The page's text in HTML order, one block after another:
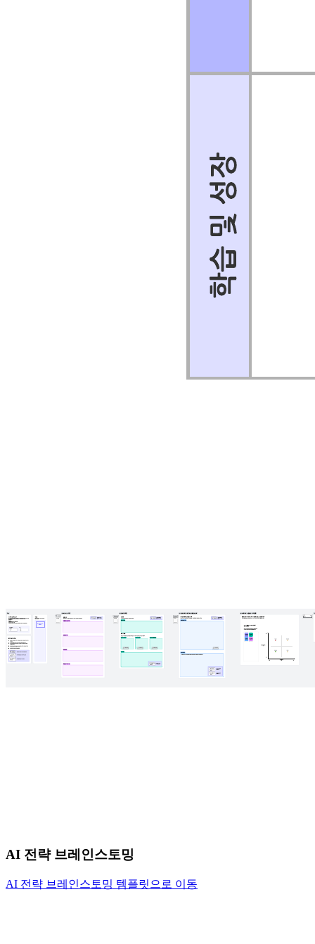
AI 전략 브레인스토밍
AI 전략 브레인스토밍 템플릿으로 이동